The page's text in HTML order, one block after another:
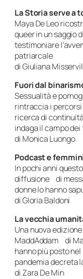
La Storia serve a
Maya De Leo
queer in un saggio
testimoniare
patriarcale
di Giuliana
Fuori dal
Sessualità e
rintraccia i
ricerca di
indaga il campo
di Monica
Podcast e
In pochi anni
diffusione di
donne lo hanno
di Gloria Baldoni
La vecchia
Una nuova
MaddAddam di
hanno più posto
pandemia decreta
di Zara De Min